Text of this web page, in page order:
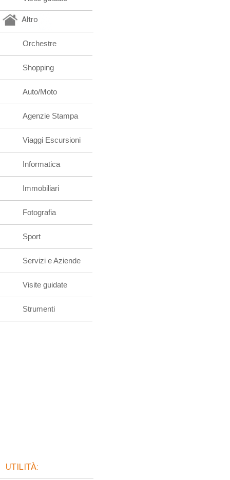
Altro
Orchestre
Shopping
Auto/Moto
Agenzie Stampa
Viaggi Escursioni
Informatica
Immobiliari
Fotografia
Sport
Servizi e Aziende
Visite guidate
Strumenti
UTILITÀ: